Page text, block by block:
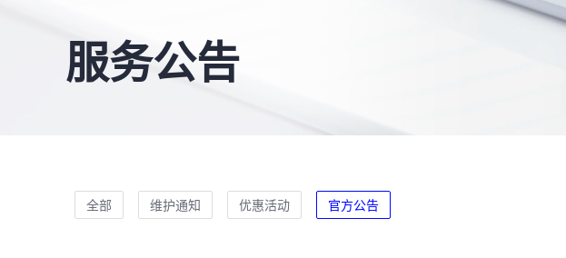
服务公告
全部 维护通知 优惠活动 官方公告